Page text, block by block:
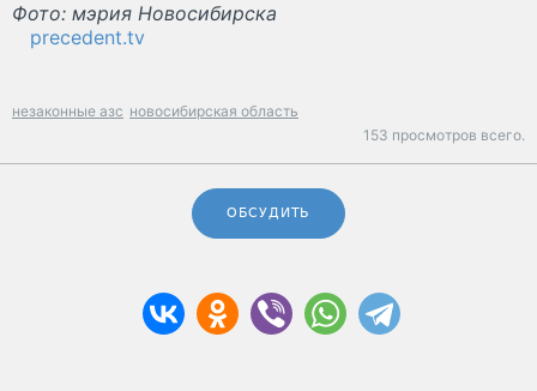
Фото: мэрия Новосибирска
precedent.tv
незаконные азс новосибирская область
153 просмотров всего.
ОБСУДИТЬ